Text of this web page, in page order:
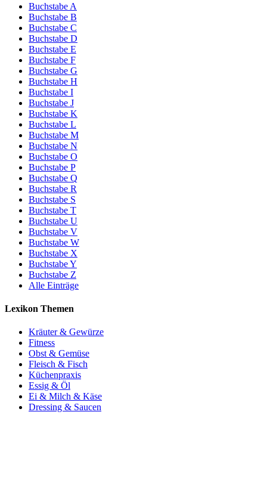
Buchstabe A
Buchstabe B
Buchstabe C
Buchstabe D
Buchstabe E
Buchstabe F
Buchstabe G
Buchstabe H
Buchstabe I
Buchstabe J
Buchstabe K
Buchstabe L
Buchstabe M
Buchstabe N
Buchstabe O
Buchstabe P
Buchstabe Q
Buchstabe R
Buchstabe S
Buchstabe T
Buchstabe U
Buchstabe V
Buchstabe W
Buchstabe X
Buchstabe Y
Buchstabe Z
Alle Einträge
Lexikon Themen
Kräuter & Gewürze
Fitness
Obst & Gemüse
Fleisch & Fisch
Küchenpraxis
Essig & Öl
Ei & Milch & Käse
Dressing & Saucen